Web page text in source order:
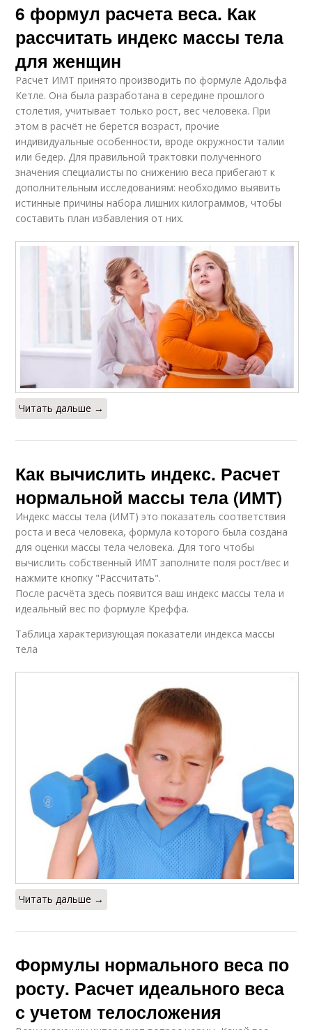
6 формул расчета веса. Как
рассчитать индекс массы тела
для женщин
Расчет ИМТ принято производить по формуле Адольфа
Кетле. Она была разработана в середине прошлого
столетия, учитывает только рост, вес человека. При
этом в расчёт не берется возраст, прочие
индивидуальные особенности, вроде окружности талии
или бедер. Для правильной трактовки полученного
значения специалисты по снижению веса прибегают к
дополнительным исследованиям: необходимо выявить
истинные причины набора лишних килограммов, чтобы
составить план избавления от них.
Читать дальше →
Как вычислить индекс. Расчет
нормальной массы тела (ИМТ)
Индекс массы тела (ИМТ) это показатель соответствия
роста и веса человека, формула которого была создана
для оценки массы тела человека. Для того чтобы
вычислить собственный ИМТ заполните поля рост/вес и
нажмите кнопку "Рассчитать".
После расчёта здесь появится ваш индекс массы тела и
идеальный вес по формуле Креффа.
Таблица характеризующая показатели индекса массы
тела
Читать дальше →
Формулы нормального веса по
росту. Расчет идеального веса
с учетом телосложения